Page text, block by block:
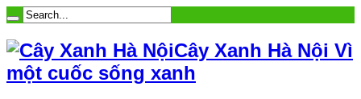
Cây Xanh Hà Nội Vì
một cuốc sống xanh